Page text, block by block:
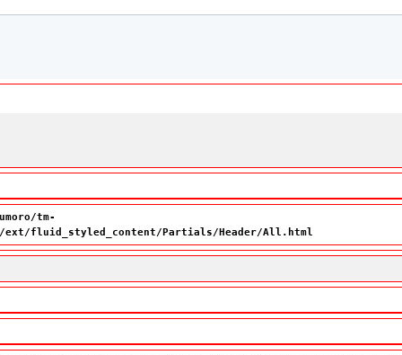
tm-
ext/fluid_styled_content/Partials/Header/All.html